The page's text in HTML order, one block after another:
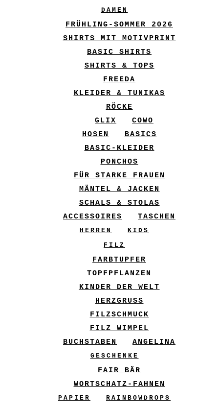
DAMEN
FRÜHLING-SOMMER 2026
SHIRTS MIT MOTIVPRINT
BASIC SHIRTS
SHIRTS & TOPS
FREEDA
KLEIDER & TUNIKAS
RÖCKE
GLIX
COWO
HOSEN
BASICS
BASIC-KLEIDER
PONCHOS
FÜR STARKE FRAUEN
MÄNTEL & JACKEN
SCHALS & STOLAS
ACCESSOIRES
TASCHEN
HERREN
KIDS
FILZ
FARBTUPFER
TOPFPFLANZEN
KINDER DER WELT
HERZGRUSS
FILZSCHMUCK
FILZ WIMPEL
BUCHSTABEN
ANGELINA
GESCHENKE
FAIR BÄR
WORTSCHATZ-FAHNEN
PAPIER
RAINBOWDROPS